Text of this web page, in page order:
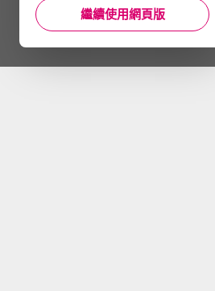
繼續使用網頁版